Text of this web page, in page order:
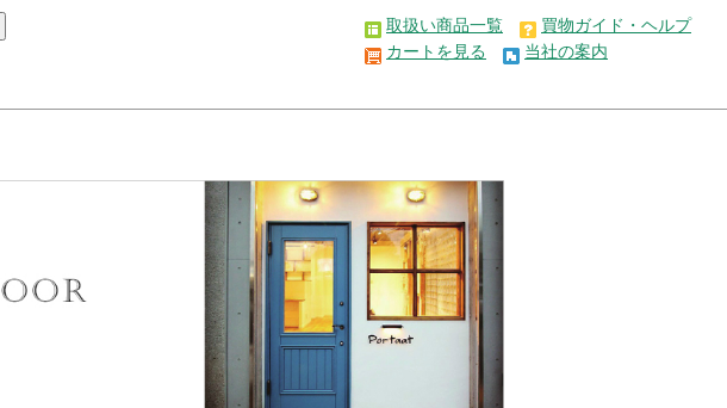
取扱い商品一覧
買物ガイド・ヘルプ
カートを見る
当社の案内